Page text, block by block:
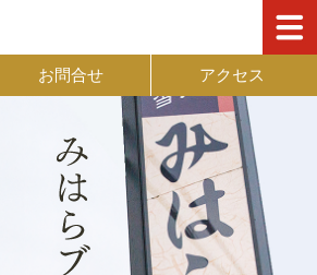
お問合せ アクセス